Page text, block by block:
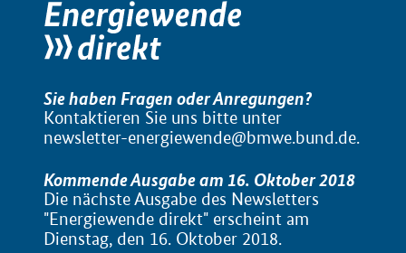
Sie haben Fragen oder Anregungen?
Kontaktieren Sie uns bitte unter
newsletter-energiewende@bmwe.bund.de.
Kommende Ausgabe am 16. Oktober 2018
Die nächste Ausgabe des Newsletters
"Energiewende direkt" erscheint am
Dienstag, den 16. Oktober 2018.